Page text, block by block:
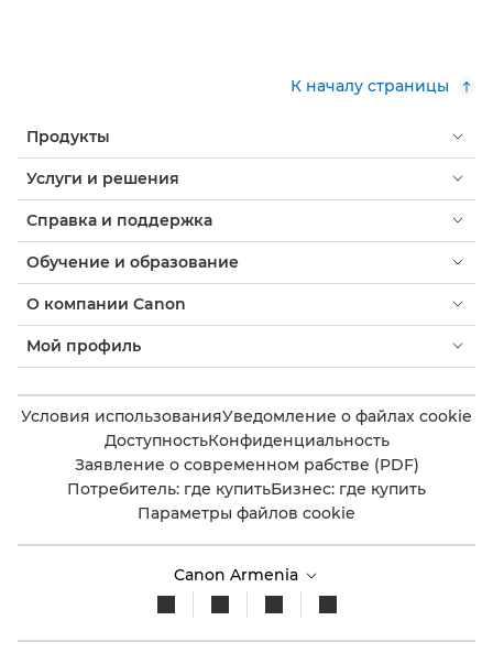
К началу страницы
Продукты
Услуги и решения
Справка и поддержка
Обучение и образование
О компании Canon
Мой профиль
Условия использованияУведомление о файлах cookie
ДоступностьКонфиденциальность
Заявление о современном рабстве (PDF)
Потребитель: где купитьБизнес: где купить
Параметры файлов cookie
Canon Armenia